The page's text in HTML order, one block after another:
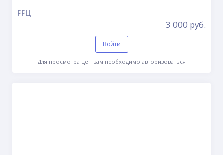
РРЦ
3 000 руб.
Войти
Для просмотра цен вам необходимо авторизоваться